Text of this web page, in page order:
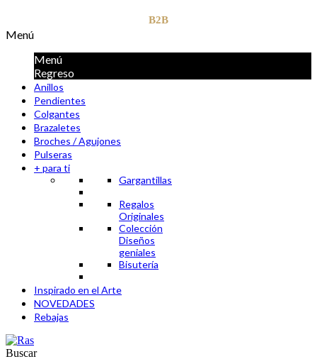
B2B
Menú
Menú
Regreso
Anillos
Pendientes
Colgantes
Brazaletes
Broches / Agujones
Pulseras
+ para ti
Gargantillas
Regalos
Originales
Colección
Diseños
geniales
Bisutería
Inspirado en el Arte
NOVEDADES
Rebajas
Buscar